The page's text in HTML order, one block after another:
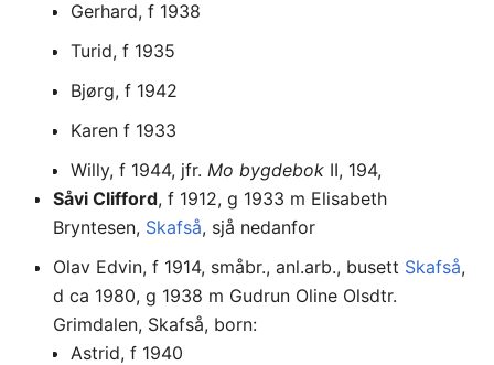
Gerhard, f 1938
Turid, f 1935
Bjørg, f 1942
Karen f 1933
Willy, f 1944, jfr. Mo bygdebok II, 194,
Såvi Clifford, f 1912, g 1933 m Elisabeth
Bryntesen, Skafså, sjå nedanfor
Olav Edvin, f 1914, småbr., anl.arb., busett Skafså,
d ca 1980, g 1938 m Gudrun Oline Olsdtr.
Grimdalen, Skafså, born:
Astrid, f 1940